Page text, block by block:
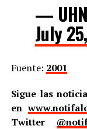
—
July
Fuente: 2001
Sigue las
en
Twitter